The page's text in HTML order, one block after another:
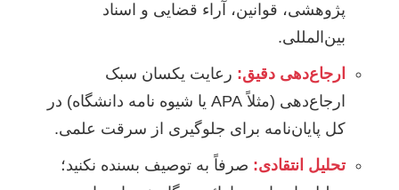
پژوهشی، قوانین، آراء قضایی و اسناد
بین‌المللی.
ارجاع‌دهی دقیق: رعایت یکسان سبک
ارجاع‌دهی (مثلاً APA یا شیوه نامه دانشگاه) در
کل پایان‌نامه برای جلوگیری از سرقت علمی.
تحلیل انتقادی: صرفاً به توصیف بسنده نکنید؛